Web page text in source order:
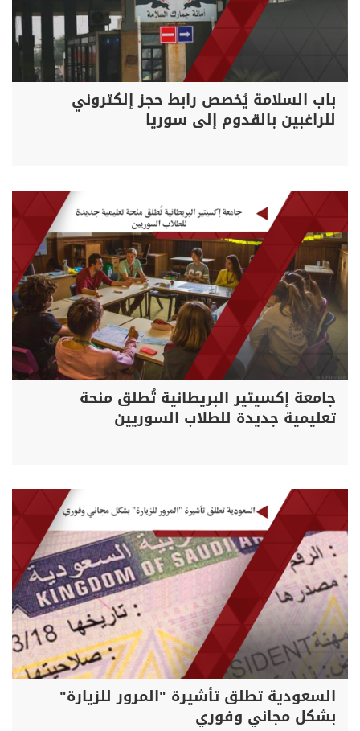
باب السلامة يُخصص رابط حجز إلكتروني
للراغبين بالقدوم إلى سوريا
جامعة إكسيتير البريطانية تُطلق منحة
تعليمية جديدة للطلاب السوريين
السعودية تطلق تأشيرة "المرور للزيارة"
بشكل مجاني وفوري